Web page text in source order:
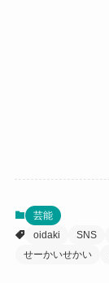
芸能
oidaki
SNS
せーかいせかい